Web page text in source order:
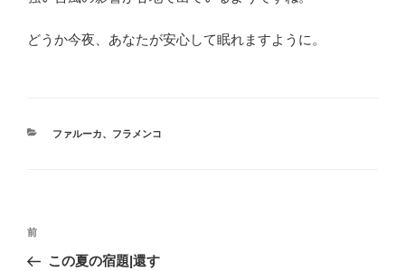
どうか今夜、あなたが安心して眠れますように。
カ
ファルーカ、 フラメンコ
投
前
の
前
この夏の宿題|還す